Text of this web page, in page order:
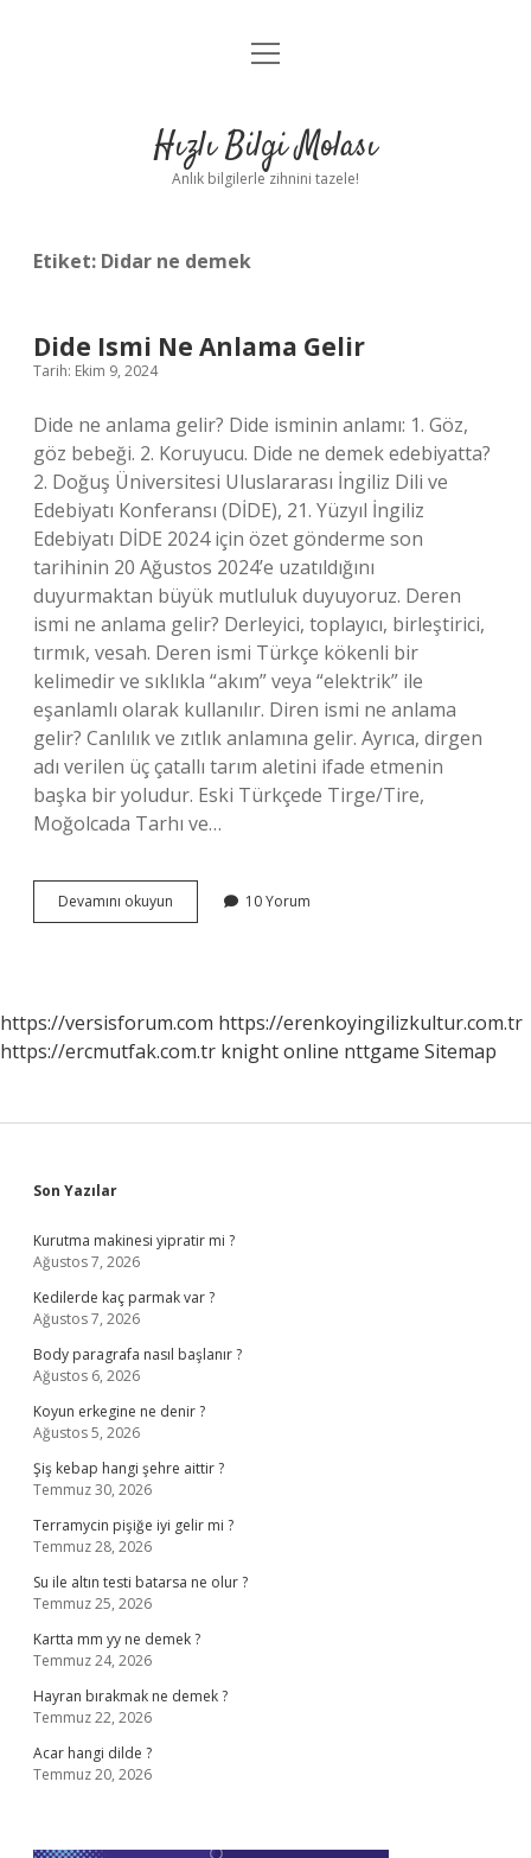
Anasayfa
Yasal Uyarı
menüyü
Hızlı Bilgi Molası
Anlık bilgilerle zihnini tazele!
Etiket: Didar ne demek
Dide Ismi Ne Anlama Gelir
Tarih: Ekim 9, 2024
Dide ne anlama gelir? Dide isminin anlamı: 1. Göz,
göz bebeği. 2. Koruyucu. Dide ne demek edebiyatta?
2. Doğuş Üniversitesi Uluslararası İngiliz Dili ve
Edebiyatı Konferansı (DİDE), 21. Yüzyıl İngiliz
Edebiyatı DİDE 2024 için özet gönderme son
tarihinin 20 Ağustos 2024’e uzatıldığını
duyurmaktan büyük mutluluk duyuyoruz. Deren
ismi ne anlama gelir? Derleyici, toplayıcı, birleştirici,
tırmık, vesah. Deren ismi Türkçe kökenli bir
kelimedir ve sıklıkla “akım” veya “elektrik” ile
eşanlamlı olarak kullanılır. Diren ismi ne anlama
gelir? Canlılık ve zıtlık anlamına gelir. Ayrıca, dirgen
adı verilen üç çatallı tarım aletini ifade etmenin
başka bir yoludur. Eski Türkçede Tirge/Tire,
Moğolcada Tarhı ve…
Devamını okuyun
Ismi
10 Yorum
https://versisforum.com https://erenkoyingilizkultur.com.tr
https://ercmutfak.com.tr knight online nttgame Sitemap
Sidebar
Son Yazılar
Kurutma makinesi yipratir mi ?
Ağustos 7, 2026
Kedilerde kaç parmak var ?
Ağustos 7, 2026
Body paragrafa nasıl başlanır ?
Ağustos 6, 2026
Koyun erkegine ne denir ?
Ağustos 5, 2026
Şiş kebap hangi şehre aittir ?
Temmuz 30, 2026
Terramycin pişiğe iyi gelir mi ?
Temmuz 28, 2026
Su ile altın testi batarsa ne olur ?
Temmuz 25, 2026
Kartta mm yy ne demek ?
Temmuz 24, 2026
Hayran bırakmak ne demek ?
Temmuz 22, 2026
Acar hangi dilde ?
Temmuz 20, 2026